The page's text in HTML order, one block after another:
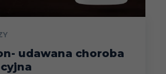
udawana choroba